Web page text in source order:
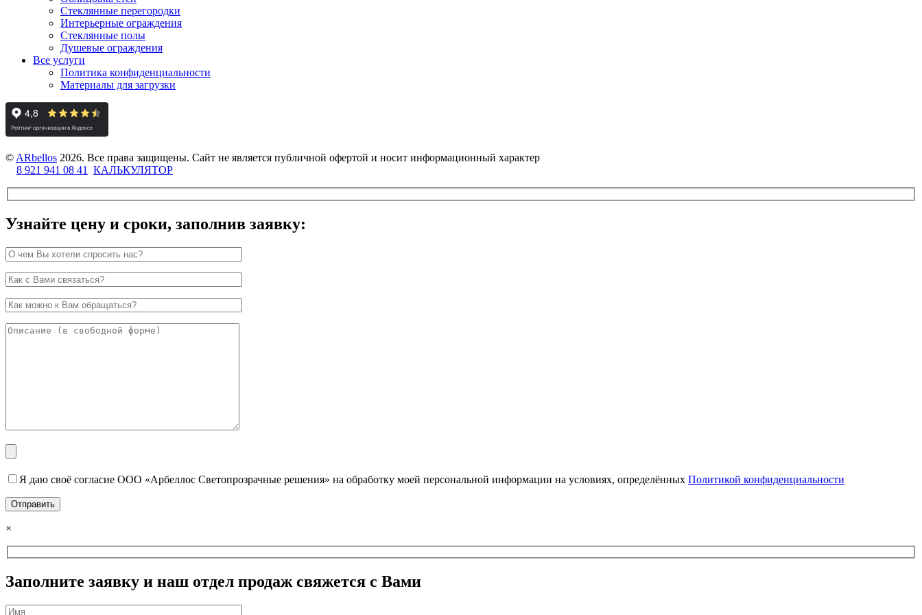
Стеклянные перегородки
Интерьерные ограждения
Стеклянные полы
Душевые ограждения
Все услуги
Политика конфиденциальности
Материалы для загрузки
©ARbellos 2026. Все права защищены. Сайт не является публичной офертой и носит информационный характер
8 921 941 08 41 КАЛЬКУЛЯТОР
Узнайте цену и сроки, заполнив заявку:
Я даю своё согласие ООО «Арбеллос Светопрозрачные решения» на обработку моей персональной информации на условиях, определённых Политикой конфиденциальности
×
Заполните заявку и наш отдел продаж свяжется с Вами